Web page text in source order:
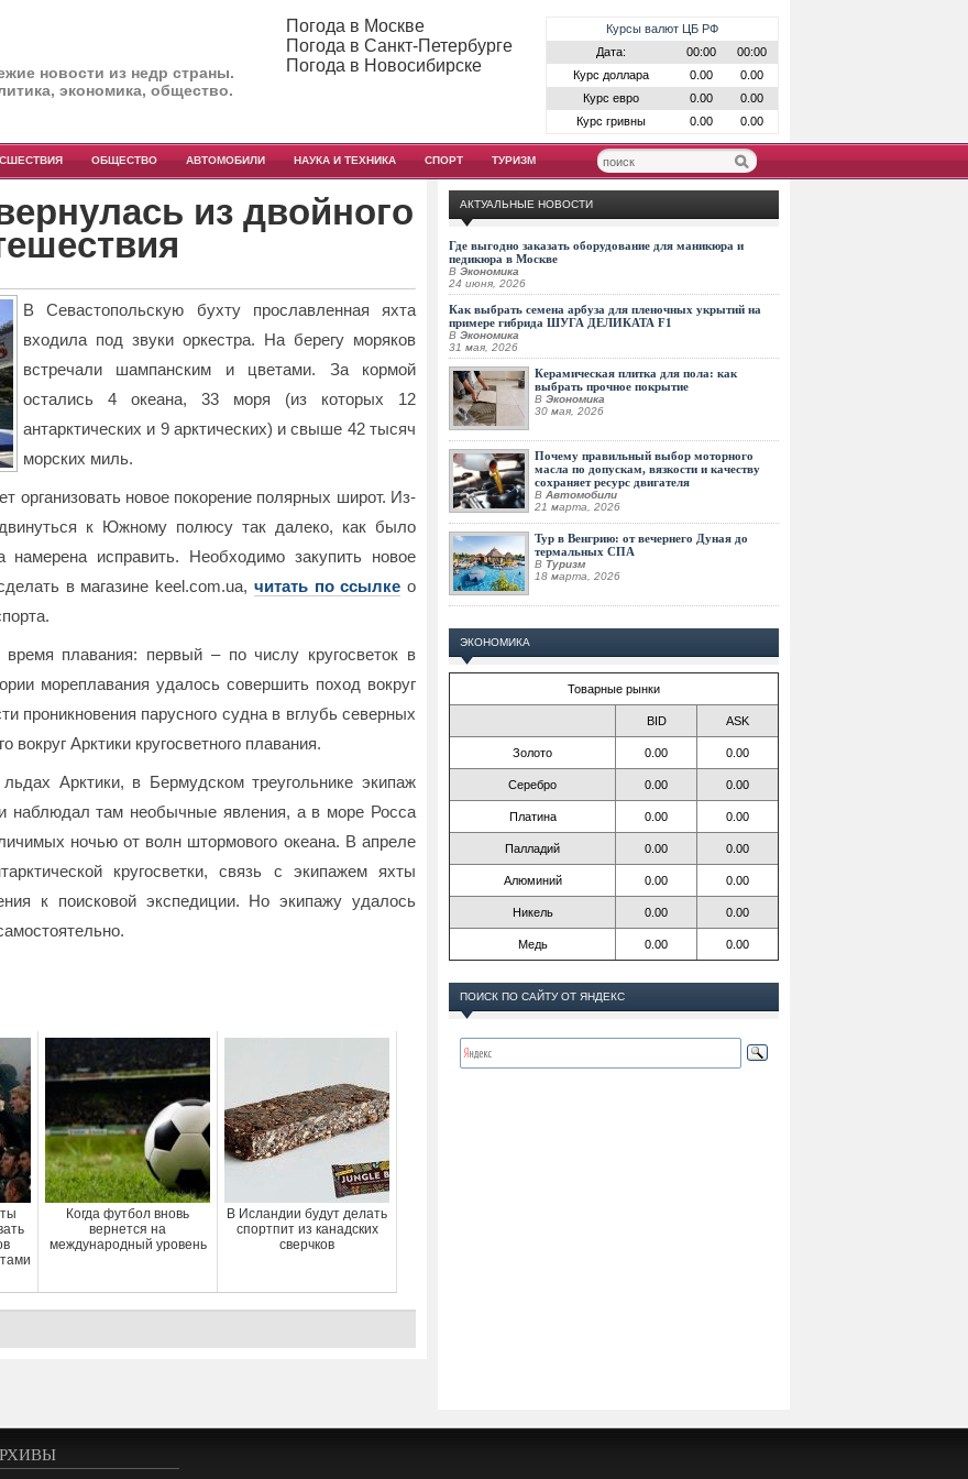
новости из недр страны.
экономика, общество.
Курсы валют ЦБ РФ
Дата:
00:00
00:00
Курс доллара
0.00
0.00
Курс евро
0.00
0.00
Курс гривны
0.00 0.00
Погода в Москве
Погода в Санкт-Петербурге
Погода в Новосибирске
ОБЩЕСТВО АВТОМОБИЛИ НАУКА И ТЕХНИКА СПОРТ ТУРИЗМ
из двойного
В Севастопольскую бухту прославленная яхта
входила под звуки оркестра. На берегу моряков
встречали шампанским и цветами. За кормой
остались 4 океана, 33 моря (из которых 12
антарктических и 9 арктических) и свыше 42 тысяч
морских миль.
организовать новое покорение полярных широт. Из-
к Южному полюсу так далеко, как было
исправить. Необходимо закупить новое
в магазине keel.com.ua, читать по ссылке о
плавания: первый – по числу кругосветок в
мореплавания удалось совершить поход вокруг
проникновения парусного судна в вглубь северных
вокруг Арктики кругосветного плавания.
Арктики, в Бермудском треугольнике экипаж
наблюдал там необычные явления, а в море Росса
ночью от волн штормового океана. В апреле
кругосветки, связь с экипажем яхты
к поисковой экспедиции. Но экипажу удалось
Когда футбол вновь
вернется на
международный уровень
В Исландии будут делать
спортпит из канадских
сверчков
АКТУАЛЬНЫЕ НОВОСТИ
Где выгодно заказать оборудование для маникюра и
педикюра в Москве
В Экономика
24 июня, 2026
Как выбрать семена арбуза для пленочных укрытий на
примере гибрида ШУГА ДЕЛИКАТА F1
В Экономика
31 мая, 2026
Керамическая плитка для пола: как
выбрать прочное покрытие
В Экономика
30 мая, 2026
Почему правильный выбор моторного
масла по допускам, вязкости и качеству
сохраняет ресурс двигателя
В Автомобили
21 марта, 2026
Тур в Венгрию: от вечернего Дуная до
термальных СПА
В Туризм
18 марта, 2026
ЭКОНОМИКА
Товарные рынки
BID ASK
Золото 0.00 0.00
Серебро 0.00 0.00
Платина 0.00 0.00
Палладий 0.00 0.00
Алюминий 0.00 0.00
Никель 0.00 0.00
Медь 0.00 0.00
ПОИСК ПО САЙТУ ОТ ЯНДЕКС